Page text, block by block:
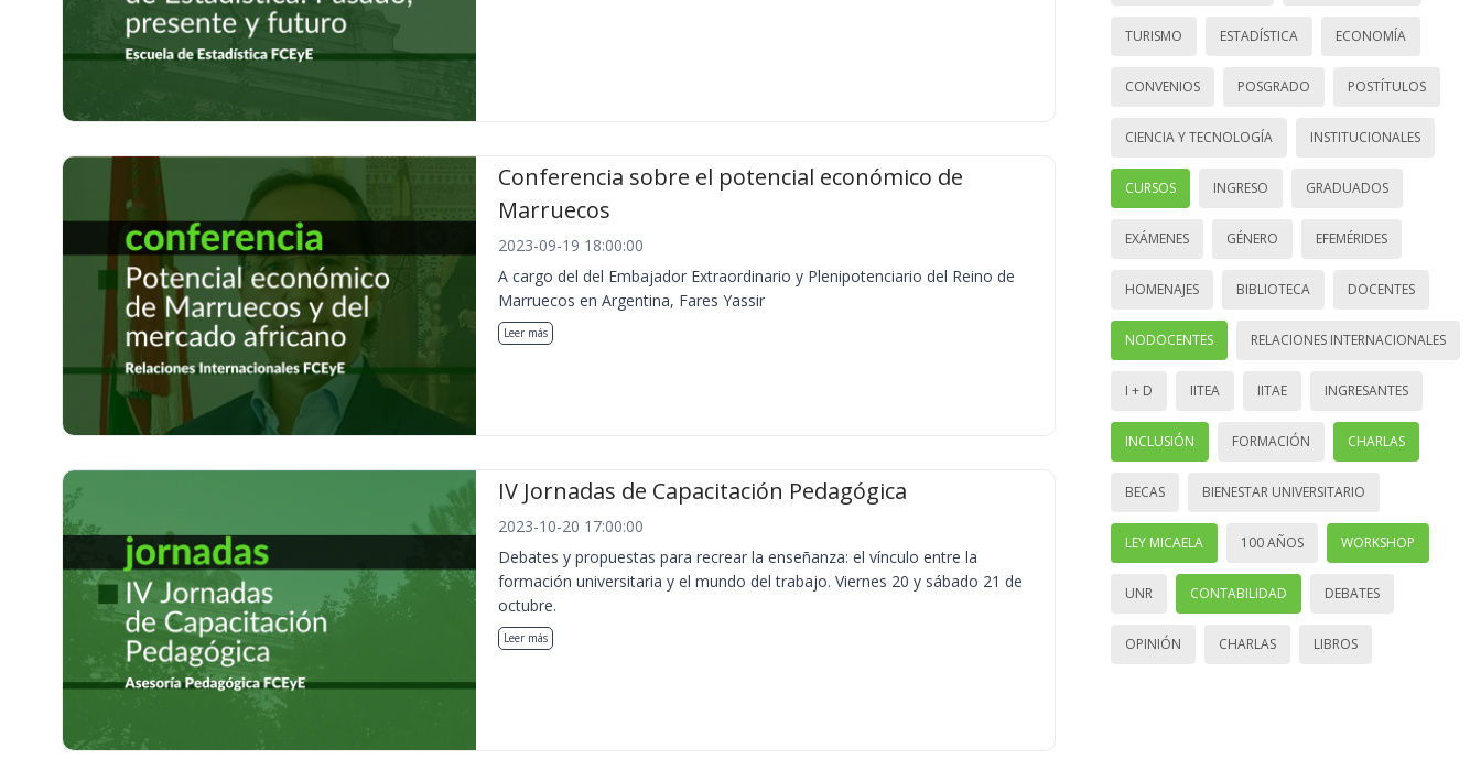
Conferencia sobre el potencial económico de
Marruecos
2023-09-19 18:00:00
A cargo del del Embajador Extraordinario y Plenipotenciario del Reino de
Marruecos en Argentina, Fares Yassir
Leer más
IV Jornadas de Capacitación Pedagógica
2023-10-20 17:00:00
Debates y propuestas para recrear la enseñanza: el vínculo entre la
formación universitaria y el mundo del trabajo. Viernes 20 y sábado 21 de
octubre.
Leer más
TURISMO ESTADÍSTICA ECONOMÍA
CONVENIOS POSGRADO POSTÍTULOS
CIENCIA Y TECNOLOGÍA INSTITUCIONALES
CURSOS INGRESO GRADUADOS
EXÁMENES GÉNERO EFEMÉRIDES
HOMENAJES BIBLIOTECA DOCENTES
NODOCENTES RELACIONES INTERNACIONALES
I + D IITEA IITAE INGRESANTES
INCLUSIÓN FORMACIÓN CHARLAS
BECAS BIENESTAR UNIVERSITARIO
LEY MICAELA 100 AÑOS WORKSHOP
UNR CONTABILIDAD DEBATES
OPINIÓN CHARLAS LIBROS